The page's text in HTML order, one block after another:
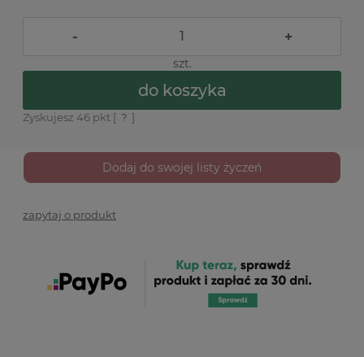
- +
szt.
do koszyka
Zyskujesz 46 pkt [ ? ]
Dodaj do swojej listy życzeń
zapytaj o produkt